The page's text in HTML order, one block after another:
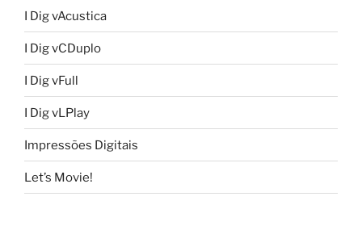
I Dig vAcustica
I Dig vCDuplo
I Dig vFull
I Dig vLPlay
Impressões Digitais
Let’s Movie!